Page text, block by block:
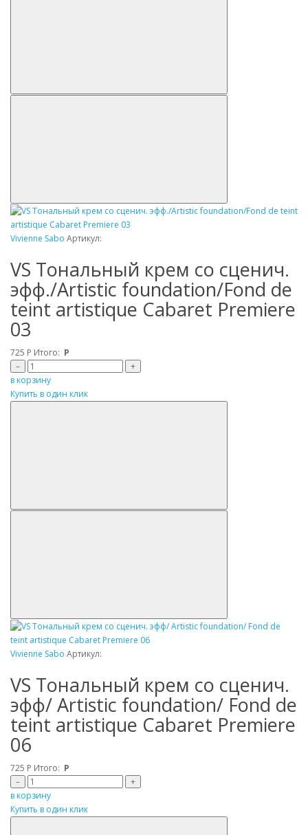
Vivienne Sabo Артикул:
VS Tональный крем со сценич.
эфф./Artistic foundation/Fond de
teint artistique Cabaret Premiere
03
725 Р Итого: Р
–
+
в корзину
Купить в один клик
Vivienne Sabo Артикул:
VS Tональный крем со сценич.
эфф/ Artistic foundation/ Fond de
teint artistique Cabaret Premiere
06
725 Р Итого: Р
–
+
в корзину
Купить в один клик